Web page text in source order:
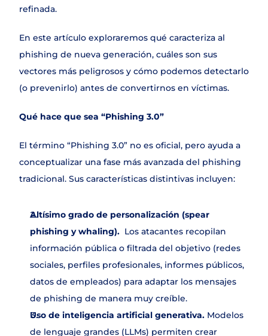
refinada.
En este artículo exploraremos qué caracteriza al
phishing de nueva generación, cuáles son sus
vectores más peligrosos y cómo podemos detectarlo
(o prevenirlo) antes de convertirnos en víctimas.
Qué hace que sea “Phishing 3.0”
El término “Phishing 3.0” no es oficial, pero ayuda a
conceptualizar una fase más avanzada del phishing
tradicional. Sus características distintivas incluyen:
Altísimo grado de personalización (spear
phishing y whaling). Los atacantes recopilan
información pública o filtrada del objetivo (redes
sociales, perfiles profesionales, informes públicos,
datos de empleados) para adaptar los mensajes
de phishing de manera muy creíble.
Uso de inteligencia artificial generativa. Modelos
de lenguaje grandes (LLMs) permiten crear